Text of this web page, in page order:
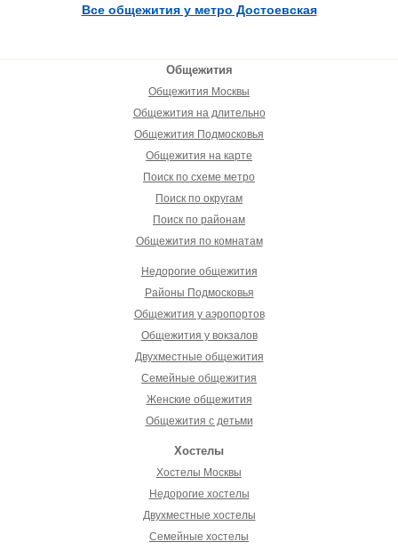
Все общежития у метро Достоевская
Общежития
Общежития Москвы
Общежития на длительно
Общежития Подмосковья
Общежития на карте
Поиск по схеме метро
Поиск по округам
Поиск по районам
Общежития по комнатам
Недорогие общежития
Районы Подмосковья
Общежития у аэропортов
Общежития у вокзалов
Двухместные общежития
Семейные общежития
Женские общежития
Общежития с детьми
Хостелы
Хостелы Москвы
Недорогие хостелы
Двухместные хостелы
Семейные хостелы